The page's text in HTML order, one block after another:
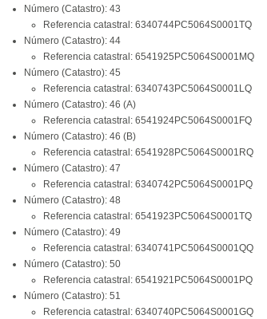
Número (Catastro): 43
Referencia catastral: 6340744PC5064S0001TQ
Número (Catastro): 44
Referencia catastral: 6541925PC5064S0001MQ
Número (Catastro): 45
Referencia catastral: 6340743PC5064S0001LQ
Número (Catastro): 46 (A)
Referencia catastral: 6541924PC5064S0001FQ
Número (Catastro): 46 (B)
Referencia catastral: 6541928PC5064S0001RQ
Número (Catastro): 47
Referencia catastral: 6340742PC5064S0001PQ
Número (Catastro): 48
Referencia catastral: 6541923PC5064S0001TQ
Número (Catastro): 49
Referencia catastral: 6340741PC5064S0001QQ
Número (Catastro): 50
Referencia catastral: 6541921PC5064S0001PQ
Número (Catastro): 51
Referencia catastral: 6340740PC5064S0001GQ